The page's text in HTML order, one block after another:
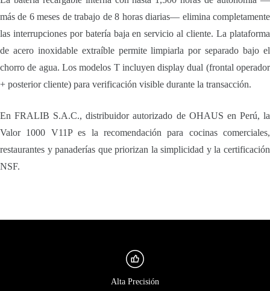
más de 6 meses de trabajo de 8 horas diarias— elimina completamente
las interrupciones por batería baja en servicio al cliente. La plataforma
de acero inoxidable extraíble permite limpiarla por separado bajo el
chorro de agua. Los modelos T incluyen display dual (frontal operador
+ posterior cliente) para verificación visible durante la transacción.
En FRALIB S.A.C., distribuidor autorizado de OHAUS en Perú, la
Valor 1000 V11P es la recomendación para cocinas comerciales,
restaurantes y panaderías que priorizan la simplicidad y la certificación
NSF.
Alta Precisión